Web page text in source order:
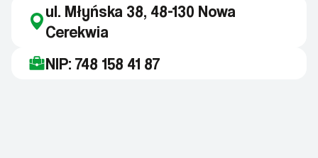
ul. Młyńska 38, 48-130 Nowa
Cerekwia
NIP: 748 158 41 87